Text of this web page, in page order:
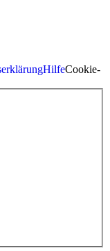
HilfeCookie-